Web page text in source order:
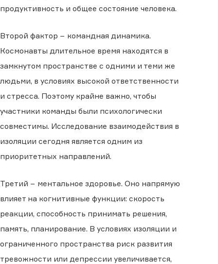
продуктивность и общее состояние человека.
Второй фактор − командная динамика.
Космонавты длительное время находятся в
замкнутом пространстве с одними и теми же
людьми, в условиях высокой ответственности
и стресса. Поэтому крайне важно, чтобы
участники команды были психологически
совместимы. Исследование взаимодействия в
изоляции сегодня является одним из
приоритетных направлений.
Третий − ментальное здоровье. Оно напрямую
влияет на когнитивные функции: скорость
реакции, способность принимать решения,
память, планирование. В условиях изоляции и
ограниченного пространства риск развития
тревожности или депрессии увеличивается,